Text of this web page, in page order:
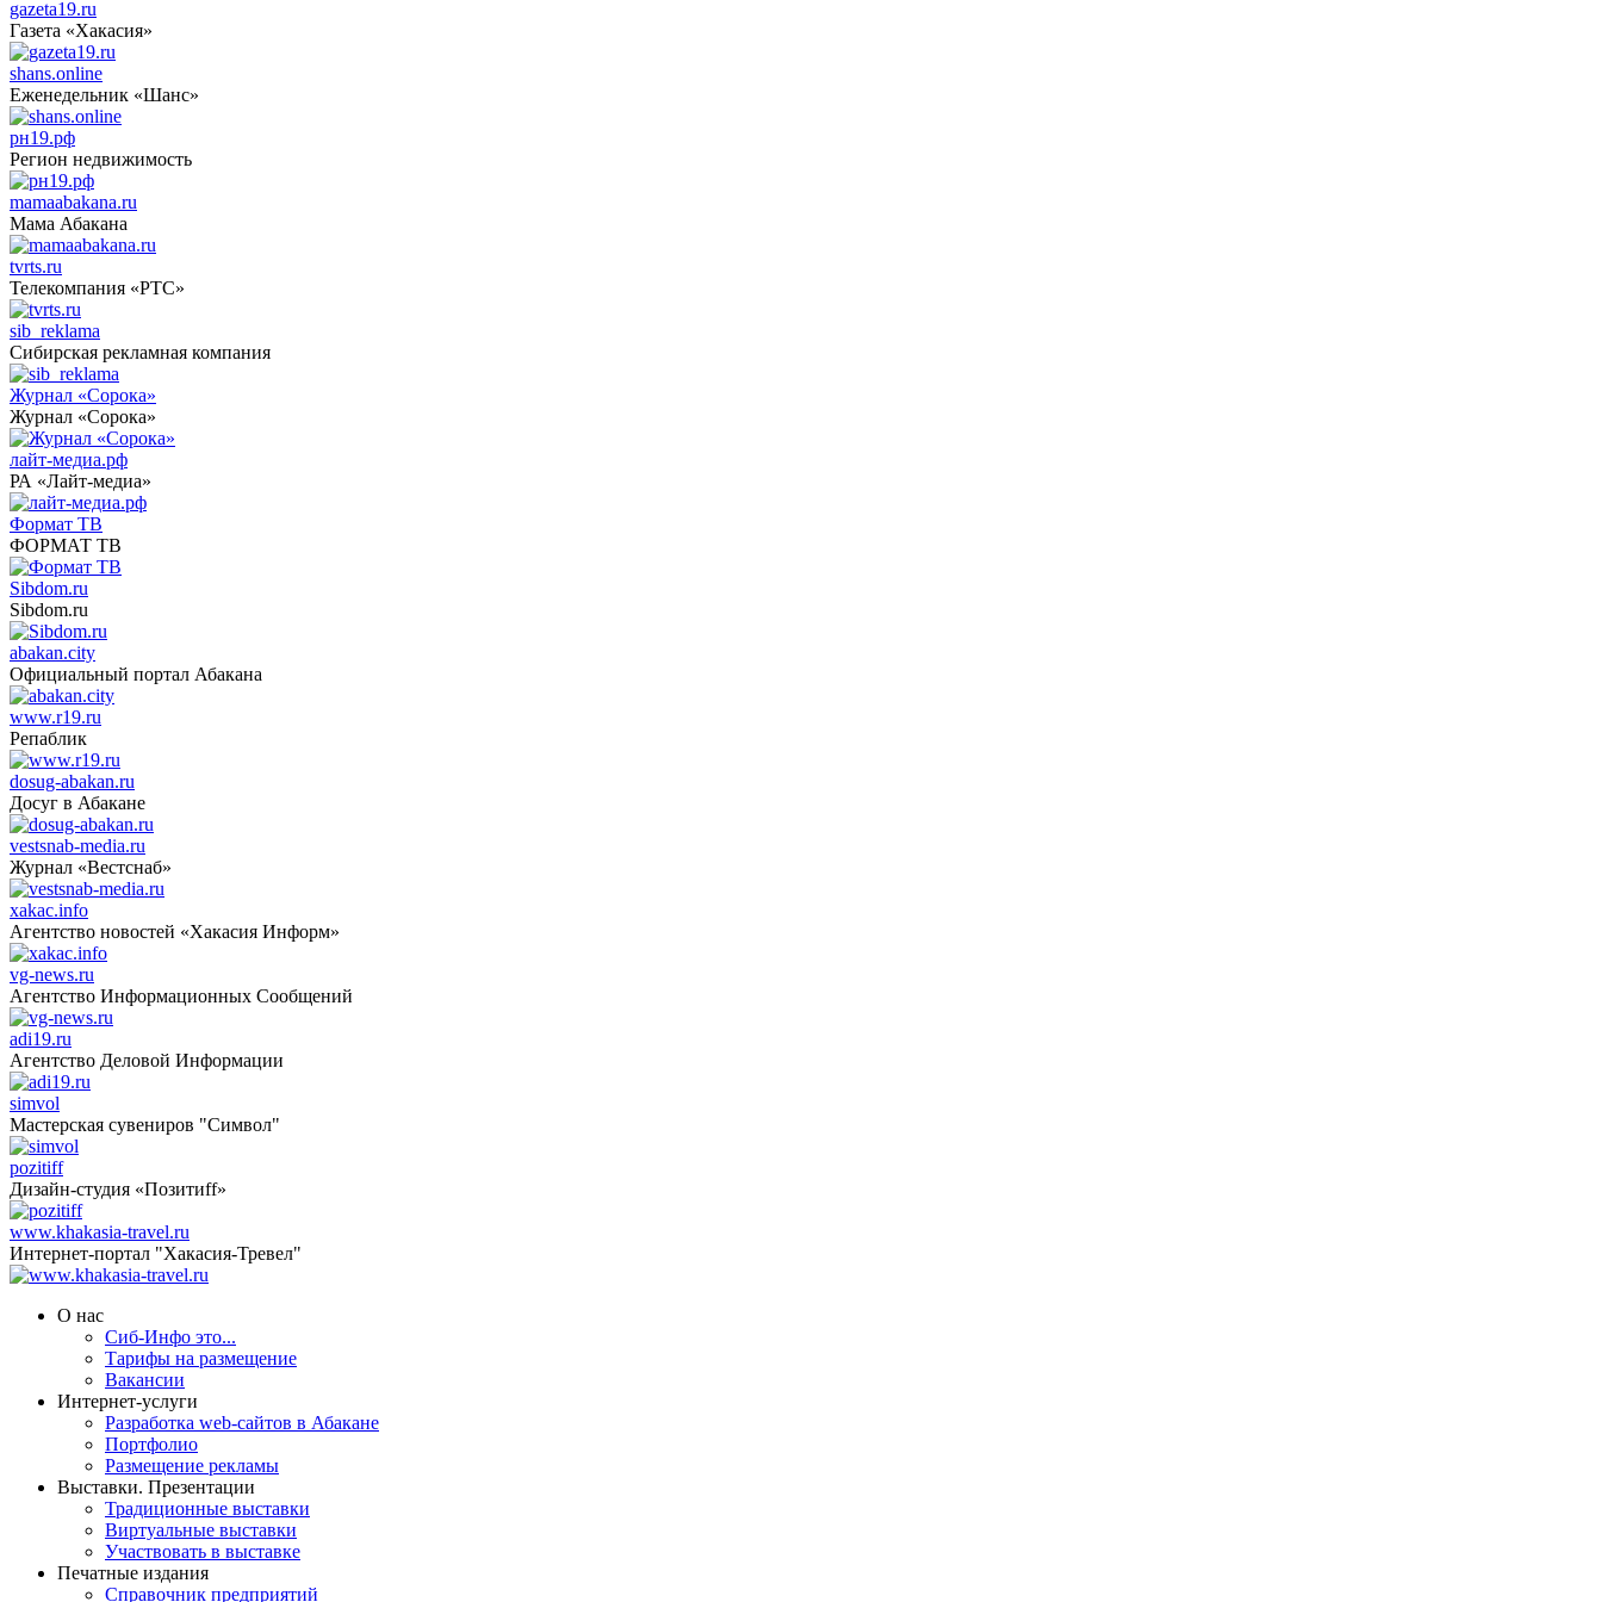
gazeta19.ru
Газета «Хакасия»
shans.online
Еженедельник «Шанс»
рн19.рф
Регион недвижимость
mamaabakana.ru
Мама Абакана
tvrts.ru
Телекомпания «РТС»
sib_reklama
Сибирская рекламная компания
Журнал «Сорока»
Журнал «Сорока»
лайт-медиа.рф
РА «Лайт-медиа»
Формат ТВ
ФОРМАТ ТВ
Sibdom.ru
Sibdom.ru
abakan.city
Официальный портал Абакана
www.r19.ru
Репаблик
dosug-abakan.ru
Досуг в Абакане
vestsnab-media.ru
Журнал «Вестснаб»
xakac.info
Агентство новостей «Хакасия Информ»
vg-news.ru
Агентство Информационных Сообщений
adi19.ru
Агентство Деловой Информации
simvol
Мастерская сувениров "Символ"
pozitiff
Дизайн-студия «Позитиff»
www.khakasia-travel.ru
Интернет-портал "Хакасия-Тревел"
О нас
Сиб-Инфо это...
Тарифы на размещение
Вакансии
Интернет-услуги
Разработка web-сайтов в Абакане
Портфолио
Размещение рекламы
Выставки. Презентации
Традиционные выставки
Виртуальные выставки
Участвовать в выставке
Печатные издания
Справочник предприятий